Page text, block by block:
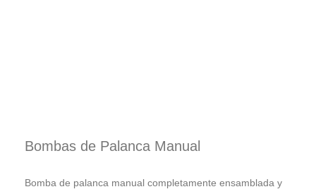
Bombas de Palanca Manual
Bomba de palanca manual completamente ensamblada y